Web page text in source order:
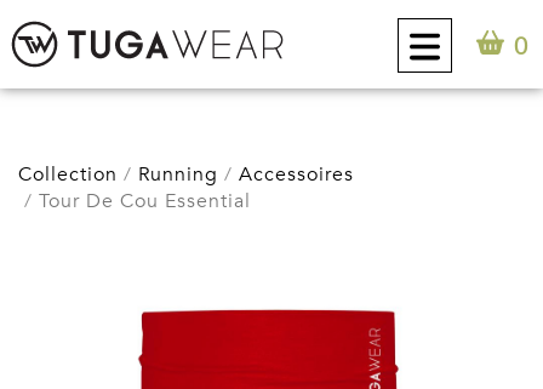
0
COLLECTION
Collection Running
Accessoires
Tour De Cou Essential